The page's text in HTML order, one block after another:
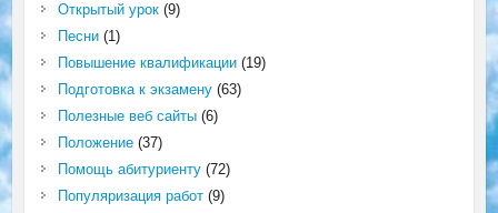
Открытый урок(9)
Песни(1)
Повышение квалификации(19)
Подготовка к экзамену(63)
Полезные веб сайты(6)
Положение(37)
Помощь абитуриенту(72)
Популяризация работ(9)